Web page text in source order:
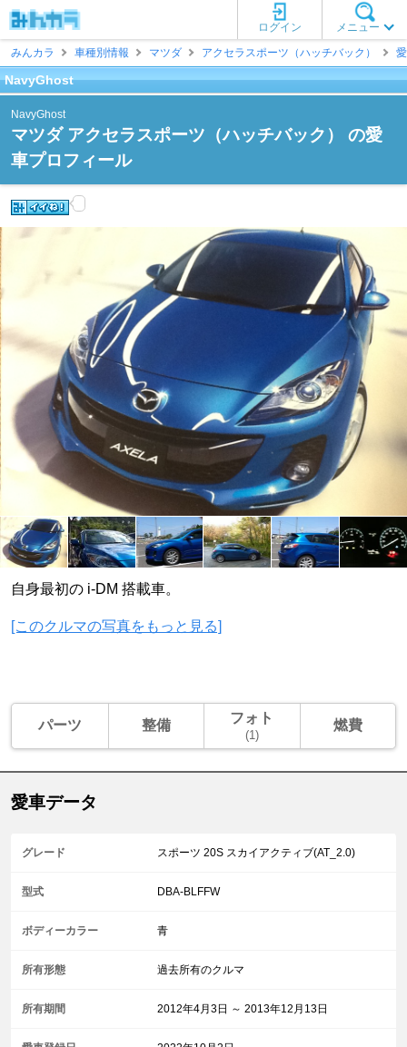
メニュー
ログイン
みんカラ
車種別情報 マツダ アクセラスポーツ（ハッチバック）
NavyGhost
NavyGhost
マツダ アクセラスポーツ（ハッチバック） の愛
車プロフィール
自身最初の i-DM 搭載車。
[このクルマの写真をもっと見る]
パーツ 整備 フォト
(1)
燃費
愛車データ
グレード スポーツ 20S スカイアクティブ(AT_2.0)
型式 DBA-BLFFW
ボディーカラー 青
所有形態 過去所有のクルマ
所有期間 2012年4月3日 ～ 2013年12月13日